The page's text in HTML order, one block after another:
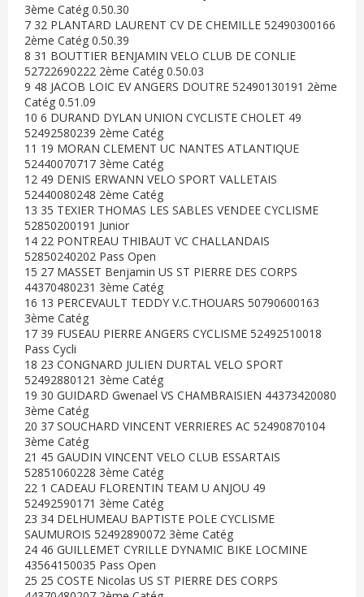
3ème Catég 0.50.30
7 32 PLANTARD LAURENT CV DE CHEMILLE 52490300166
2ème Catég 0.50.39
8 31 BOUTTIER BENJAMIN VELO CLUB DE CONLIE
52722690222 2ème Catég 0.50.03
9 48 JACOB LOIC EV ANGERS DOUTRE 52490130191 2ème
Catég 0.51.09
10 6 DURAND DYLAN UNION CYCLISTE CHOLET 49
52492580239 2ème Catég
11 19 MORAN CLEMENT UC NANTES ATLANTIQUE
52440070717 3ème Catég
12 49 DENIS ERWANN VELO SPORT VALLETAIS
52440080248 2ème Catég
13 35 TEXIER THOMAS LES SABLES VENDEE CYCLISME
52850200191 Junior
14 22 PONTREAU THIBAUT VC CHALLANDAIS
52850240202 Pass Open
15 27 MASSET Benjamin US ST PIERRE DES CORPS
44370480231 3ème Catég
16 13 PERCEVAULT TEDDY V.C.THOUARS 50790600163
3ème Catég
17 39 FUSEAU PIERRE ANGERS CYCLISME 52492510018
Pass Cycli
18 23 CONGNARD JULIEN DURTAL VELO SPORT
52492880121 3ème Catég
19 30 GUIDARD Gwenael VS CHAMBRAISIEN 44373420080
3ème Catég
20 37 SOUCHARD VINCENT VERRIERES AC 52490870104
3ème Catég
21 45 GAUDIN VINCENT VELO CLUB ESSARTAIS
52851060228 3ème Catég
22 1 CADEAU FLORENTIN TEAM U ANJOU 49
52492590171 3ème Catég
23 34 DELHUMEAU BAPTISTE POLE CYCLISME
SAUMUROIS 52492890072 3ème Catég
24 46 GUILLEMET CYRILLE DYNAMIC BIKE LOCMINE
43564150035 Pass Open
25 25 COSTE Nicolas US ST PIERRE DES CORPS